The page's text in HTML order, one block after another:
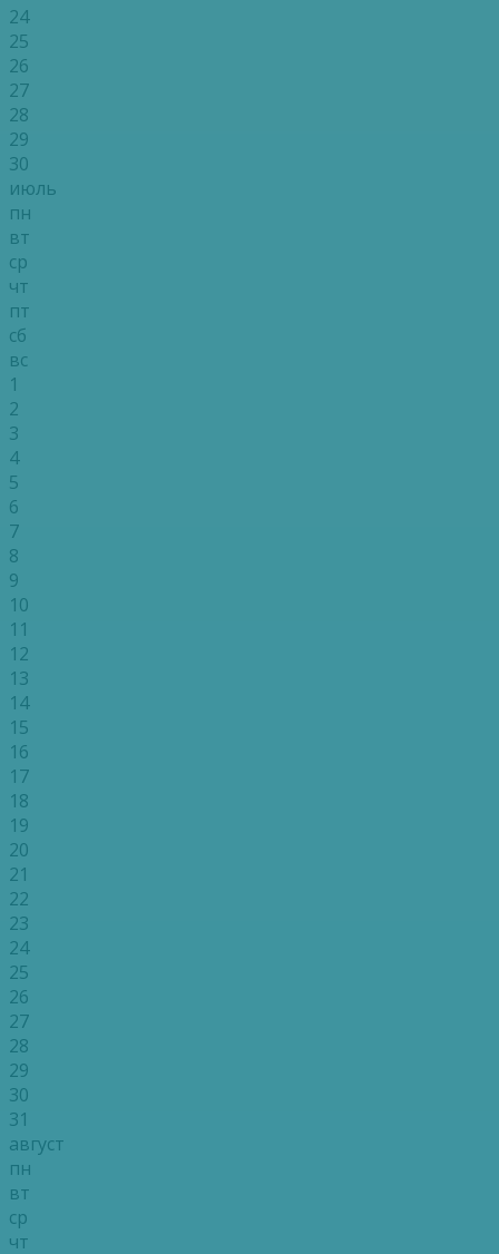
24
25
26
27
28
29
30
июль
пн
вт
ср
чт
пт
сб
вс
1
2
3
4
5
6
7
8
9
10
11
12
13
14
15
16
17
18
19
20
21
22
23
24
25
26
27
28
29
30
31
август
пн
вт
ср
чт